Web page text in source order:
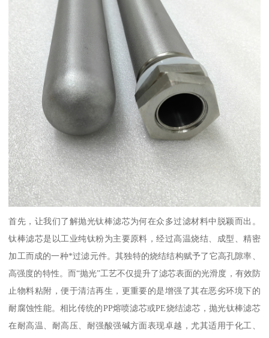
首先，让我们了解抛光钛棒滤芯为何在众多过滤材料中脱颖而出。
钛棒滤芯是以工业纯钛粉为主要原料，经过高温烧结、成型、精密
加工而成的一种*过滤元件。其独特的烧结结构赋予了它高孔隙率、
高强度的特性。而“抛光”工艺不仅提升了滤芯表面的光滑度，有效防
止物料粘附，便于清洁再生，更重要的是增强了其在恶劣环境下的
耐腐蚀性能。相比传统的PP熔喷滤芯或PE烧结滤芯，抛光钛棒滤芯
在耐高温、耐高压、耐强酸强碱方面表现卓越，尤其适用于化工、